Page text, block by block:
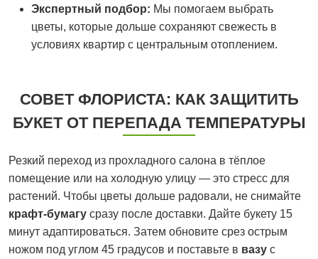
Экспертный подбор: Мы помогаем выбрать
цветы, которые дольше сохраняют свежесть в
условиях квартир с центральным отоплением.
СОВЕТ ФЛОРИСТА: КАК ЗАЩИТИТЬ
БУКЕТ ОТ ПЕРЕПАДА ТЕМПЕРАТУРЫ
Резкий переход из прохладного салона в тёплое
помещение или на холодную улицу — это стресс для
растений. Чтобы цветы дольше радовали, не снимайте
крафт-бумагу сразу после доставки. Дайте букету 15
минут адаптироваться. Затем обновите срез острым
ножом под углом 45 градусов и поставьте в вазу с